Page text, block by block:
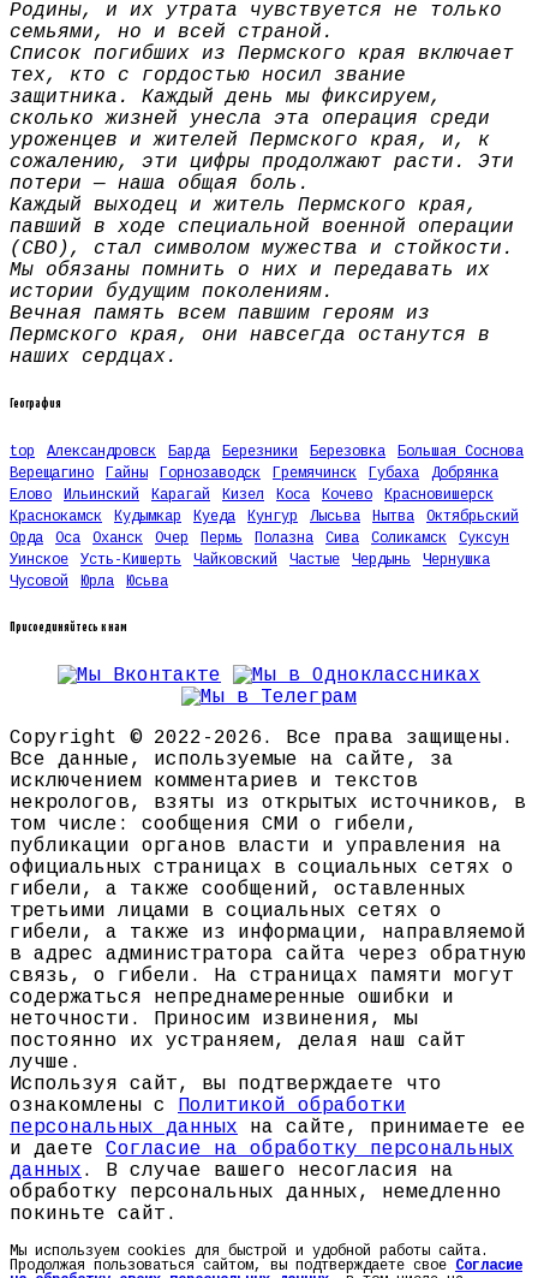
Родины, и их утрата чувствуется не только
семьями, но и всей страной.
Список погибших из Пермского края включает
тех, кто с гордостью носил звание
защитника. Каждый день мы фиксируем,
сколько жизней унесла эта операция среди
уроженцев и жителей Пермского края, и, к
сожалению, эти цифры продолжают расти. Эти
потери — наша общая боль.
Каждый выходец и житель Пермского края,
павший в ходе специальной военной операции
(СВО), стал символом мужества и стойкости.
Мы обязаны помнить о них и передавать их
истории будущим поколениям.
Вечная память всем павшим героям из
Пермского края, они навсегда останутся в
наших сердцах.
География
top Александровск Барда Березники Березовка
Большая Соснова
Верещагино
Гайны Горнозаводск Гремячинск Губаха
Добрянка
Елово
Ильинский Карагай Кизел Коса Кочево
Красновишерск
Краснокамск
Кудымкар Куеда Кунгур Лысьва Нытва
Октябрьский
Орда
Оса Оханск Очер Пермь Полазна Сива Соликамск
Суксун
Уинское
Усть-Кишерть Чайковский Частые Чердынь
Чернушка
Чусовой
Юрла Юсьва
Присоединяйтесь к нам
Copyright © 2022-2026. Все права защищены.
Все данные, используемые на сайте, за
исключением комментариев и текстов
некрологов, взяты из открытых источников, в
том числе: сообщения СМИ о гибели,
публикации органов власти и управления на
официальных страницах в социальных сетях о
гибели, а также сообщений, оставленных
третьими лицами в социальных сетях о
гибели, а также из информации, направляемой
в адрес администратора сайта через обратную
связь, о гибели. На страницах памяти могут
содержаться непреднамеренные ошибки и
неточности. Приносим извинения, мы
постоянно их устраняем, делая наш сайт
лучше.
Используя сайт, вы подтверждаете что
ознакомлены с Политикой обработки
персональных данных на сайте, принимаете ее
и даете Согласие на обработку персональных
данных . В случае вашего несогласия на
обработку персональных данных, немедленно
покиньте сайт.
Мы используем cookies для быстрой и удобной работы сайта.
Продолжая пользоваться сайтом, вы подтверждаете свое Согласие